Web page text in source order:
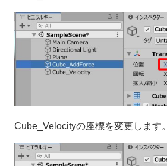
Cube_Velocityの座標を変更します。